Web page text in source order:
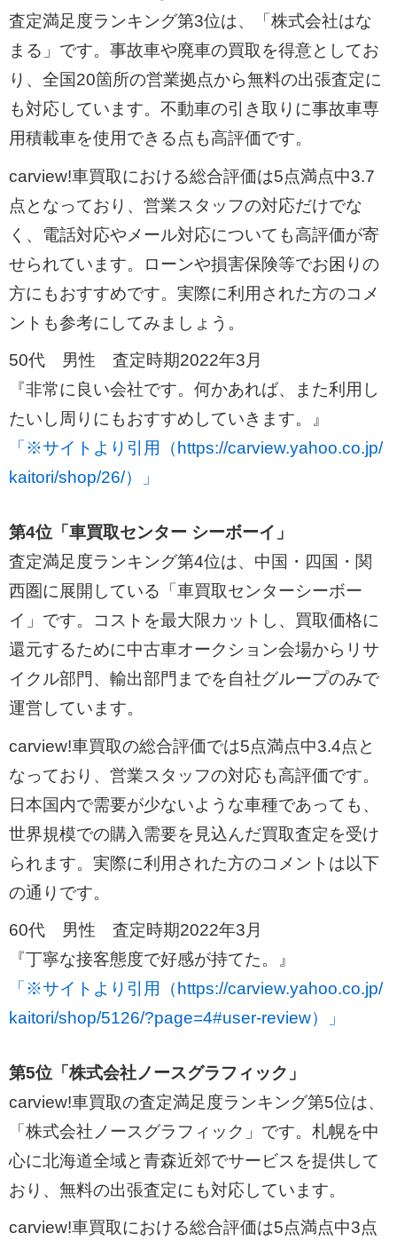
査定満足度ランキング第3位は、「株式会社はな
まる」です。事故車や廃車の買取を得意としてお
り、全国20箇所の営業拠点から無料の出張査定に
も対応しています。不動車の引き取りに事故車専
用積載車を使用できる点も高評価です。
carview!車買取における総合評価は5点満点中3.7
点となっており、営業スタッフの対応だけでな
く、電話対応やメール対応についても高評価が寄
せられています。ローンや損害保険等でお困りの
方にもおすすめです。実際に利用された方のコメ
ントも参考にしてみましょう。
50代 男性 査定時期2022年3月
『非常に良い会社です。何かあれば、また利用し
たいし周りにもおすすめしていきます。』
「※サイトより引用（https://carview.yahoo.co.jp/
kaitori/shop/26/）」
第4位「車買取センター シーボーイ」
査定満足度ランキング第4位は、中国・四国・関
西圏に展開している「車買取センターシーボー
イ」です。コストを最大限カットし、買取価格に
還元するために中古車オークション会場からリサ
イクル部門、輸出部門までを自社グループのみで
運営しています。
carview!車買取の総合評価では5点満点中3.4点と
なっており、営業スタッフの対応も高評価です。
日本国内で需要が少ないような車種であっても、
世界規模での購入需要を見込んだ買取査定を受け
られます。実際に利用された方のコメントは以下
の通りです。
60代 男性 査定時期2022年3月
『丁寧な接客態度で好感が持てた。』
「※サイトより引用（https://carview.yahoo.co.jp/
kaitori/shop/5126/?page=4#user-review）」
第5位「株式会社ノースグラフィック」
carview!車買取の査定満足度ランキング第5位は、
「株式会社ノースグラフィック」です。札幌を中
心に北海道全域と青森近郊でサービスを提供して
おり、無料の出張査定にも対応しています。
carview!車買取における総合評価は5点満点中3点